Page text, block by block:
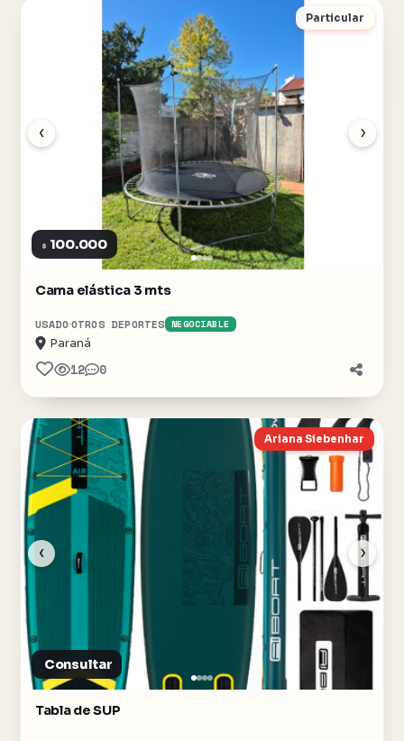
‹ ›
Particular
$ 100.000
Cama elástica 3 mts
USADO OTROS DEPORTES NEGOCIABLE
Paraná
12 0
‹ ›
Ariana Siebenhar
Consultar
Tabla de SUP